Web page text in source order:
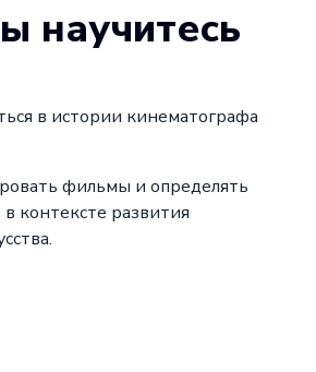
научитесь
в истории кинематографа
фильмы и определять
контексте развития